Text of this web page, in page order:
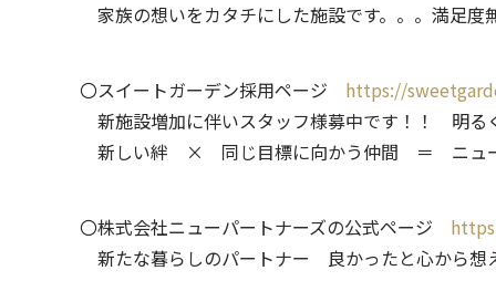
家族の想いをカタチにした施設です。。。満足度
〇スイートガーデン採用ページ https://
新施設増加に伴いスタッフ様募中です！！ 明る
新しい絆 × 同じ目標に向かう仲間 ＝ ニュー
〇株式会社ニューパートナーズの公式ページ
新たな暮らしのパートナー 良かったと心から想